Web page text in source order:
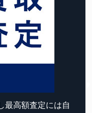
最高額査定には自